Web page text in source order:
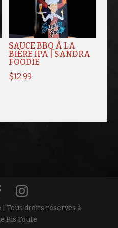
SAUCE BBQ À LA
BIÈRE IPA | SANDRA
FOODIE
$12.99
| Tous droits réservés à
Pis Toute